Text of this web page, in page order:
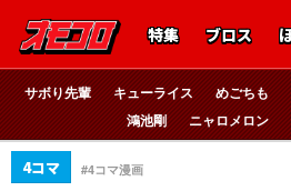
特集 ブロス
サボり先輩 キューライス めごちも
鴻池剛
ニャロメロン
4コマ #4コマ漫画